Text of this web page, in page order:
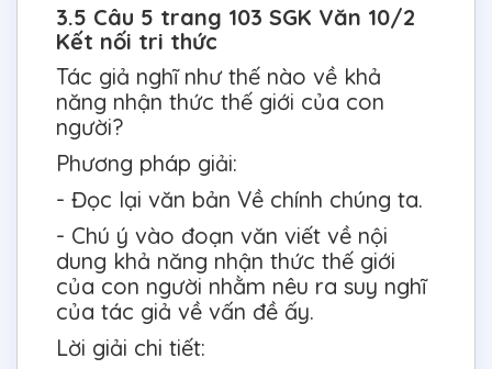
3.5 Câu 5 trang 103 SGK Văn 10/2
Kết nối tri thức
Tác giả nghĩ như thế nào về khả
năng nhận thức thế giới của con
người?
Phương pháp giải:
- Đọc lại văn bản Về chính chúng ta.
- Chú ý vào đoạn văn viết về nội
dung khả năng nhận thức thế giới
của con người nhằm nêu ra suy nghĩ
của tác giả về vấn đề ấy.
Lời giải chi tiết: